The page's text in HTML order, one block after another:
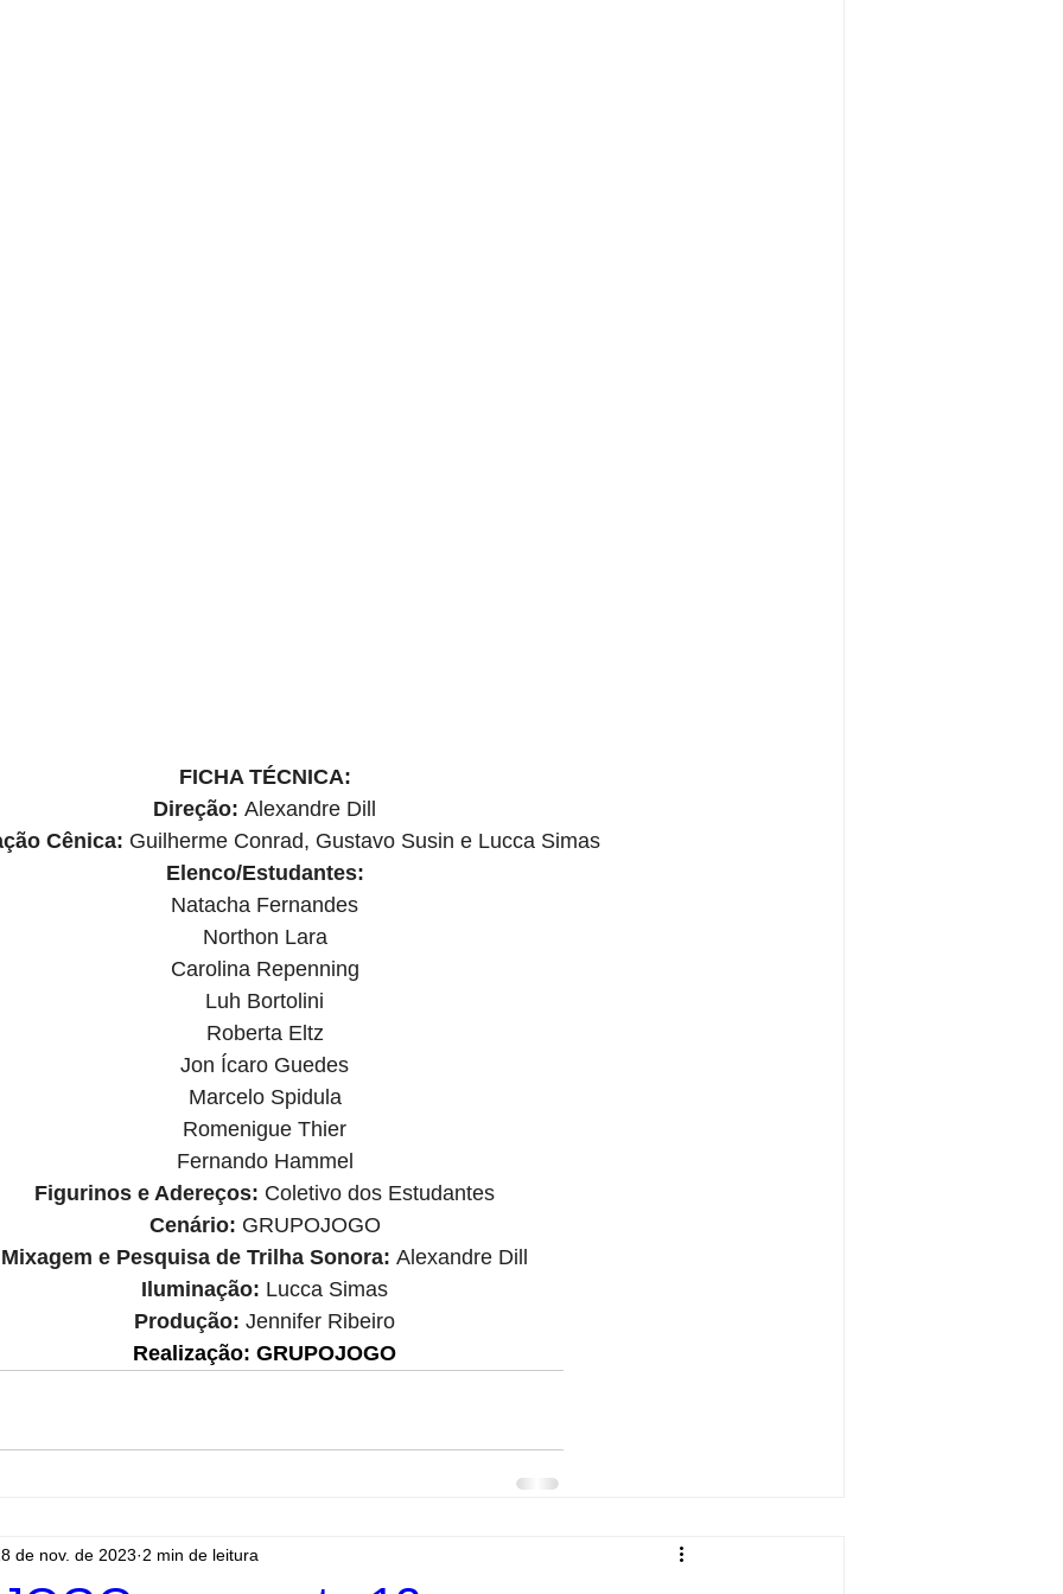
FICHA TÉCNICA:
Direção: Alexandre Dill
Cênica: Guilherme Conrad, Gustavo Susin e Lucca Simas
Elenco/Estudantes:
Natacha Fernandes
Northon Lara
Carolina Repenning
Luh Bortolini
Roberta Eltz
Jon Ícaro Guedes
Marcelo Spidula
Romenigue Thier
Fernando Hammel
Figurinos e Adereços: Coletivo dos Estudantes
Cenário: GRUPOJOGO
Mixagem e Pesquisa de Trilha Sonora: Alexandre Dill
Iluminação: Lucca Simas
Produção: Jennifer Ribeiro
Realização: GRUPOJOGO
de nov. de 2023 2 min de leitura